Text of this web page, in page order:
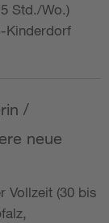
Std./Wo.)
Kinderdorf
/
neue
Vollzeit (30 bis